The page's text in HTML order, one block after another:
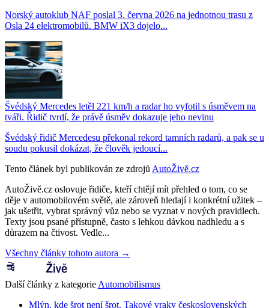
Norský autoklub NAF poslal 3. června 2026 na jednotnou trasu z
Osla 24 elektromobilů. BMW iX3 dojelo...
Švédský Mercedes letěl 221 km/h a radar ho vyfotil s úsměvem na
tváři. Řidič tvrdí, že právě úsměv dokazuje jeho nevinu
Švédský řidič Mercedesu překonal rekord tamních radarů, a pak se u
soudu pokusil dokázat, že člověk jedoucí...
Tento článek byl publikován ze zdrojů AutoŽivě.cz
AutoŽivě.cz oslovuje řidiče, kteří chtějí mít přehled o tom, co se
děje v automobilovém světě, ale zároveň hledají i konkrétní užitek –
jak ušetřit, vybrat správný vůz nebo se vyznat v nových pravidlech.
Texty jsou psané přístupně, často s lehkou dávkou nadhledu a s
důrazem na čtivost. Vedle...
Všechny články tohoto autora →
Další články z kategorie Automobilismus
Mlýn, kde šrot není šrot. Takové vraky československých